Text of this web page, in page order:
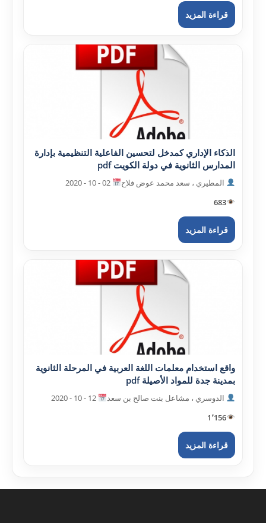
قراءة المزيد
الذکاء الإداري کمدخل لتحسين الفاعلية التنظيمية بإدارة
المدارس الثانوية في دولة الکويت pdf
المطيري ، سعد محمد عوض فلاح
683
قراءة المزيد
واقع استخدام معلمات اللغة العربية في المرحلة الثانوية
بمدينة جدة للمواد الأصيلة pdf
الدوسري ، مشاعل بنت صالح بن سعد
1٬156
قراءة المزيد